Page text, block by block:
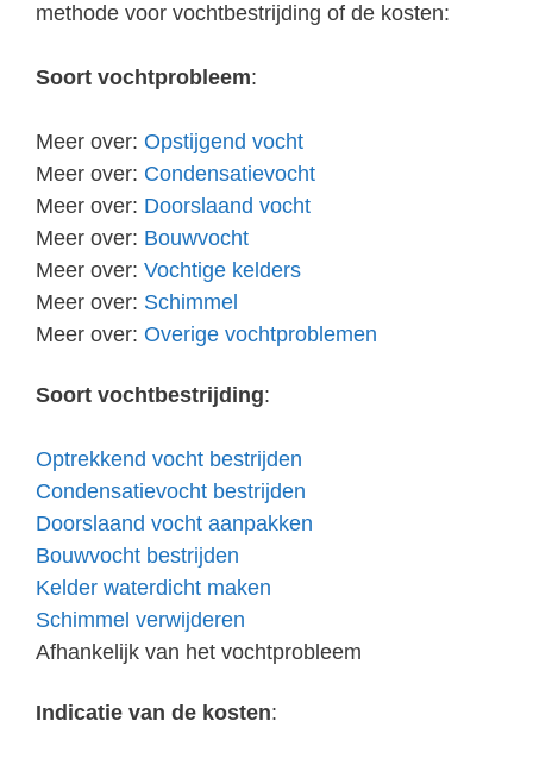
methode voor vochtbestrijding of de kosten:
Soort vochtprobleem:
Meer over: Opstijgend vocht
Meer over: Condensatievocht
Meer over: Doorslaand vocht
Meer over: Bouwvocht
Meer over: Vochtige kelders
Meer over: Schimmel
Meer over: Overige vochtproblemen
Soort vochtbestrijding:
Optrekkend vocht bestrijden
Condensatievocht bestrijden
Doorslaand vocht aanpakken
Bouwvocht bestrijden
Kelder waterdicht maken
Schimmel verwijderen
Afhankelijk van het vochtprobleem
Indicatie van de kosten: